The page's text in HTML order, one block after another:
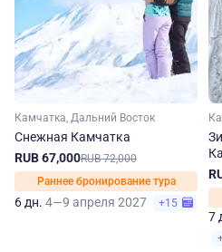
Камчатка, Дальний Восток
Снежная Камчатка
RUB 67,000RUB 72,000
Раннее бронирование тура
6 дн. 4—9 апреля 2027 +15
7